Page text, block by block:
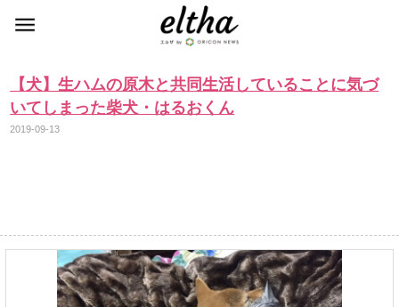
【犬】生ハムの原木と共同生活していることに気づ
いてしまった柴犬・はるおくん
2019-09-13